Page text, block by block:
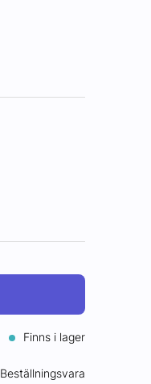
Finns i lager
Beställningsvara